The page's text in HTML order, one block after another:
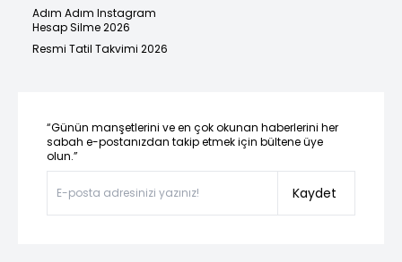
Adım Adım Instagram
Hesap Silme 2026
Resmi Tatil Takvimi 2026
“Günün manşetlerini ve en çok okunan haberlerini her
sabah e-postanızdan takip etmek için bültene üye
olun.”
Kaydet